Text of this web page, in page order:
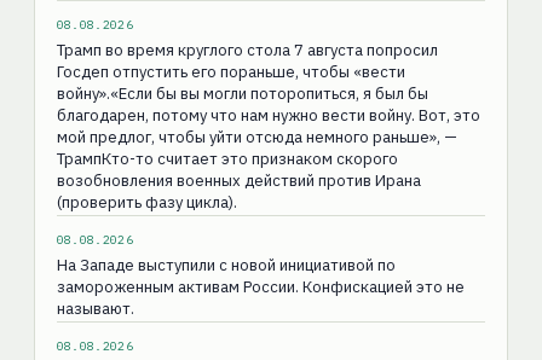
08.08.2026
Трамп во время круглого стола 7 августа попросил
Госдеп отпустить его пораньше, чтобы «вести
войну».«Если бы вы могли поторопиться, я был бы
благодарен, потому что нам нужно вести войну. Вот, это
мой предлог, чтобы уйти отсюда немного раньше», —
ТрампКто-то считает это признаком скорого
возобновления военных действий против Ирана
(проверить фазу цикла).
08.08.2026
На Западе выступили с новой инициативой по
замороженным активам России. Конфискацией это не
называют.
08.08.2026